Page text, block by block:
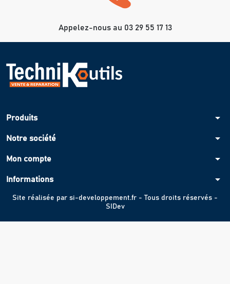
Appelez-nous au 03 29 55 17 13
Produits arrow_drop_down
Notre société arrow_drop_down
Mon compte arrow_drop_down
Informations arrow_drop_down
Site réalisée par si-developpement.fr - Tous droits réservés -
SIDev